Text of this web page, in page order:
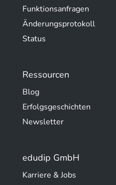
Funktionsanfragen
Änderungsprotokoll
Status
Ressourcen
Blog
Erfolgsgeschichten
Newsletter
edudip GmbH
Karriere & Jobs